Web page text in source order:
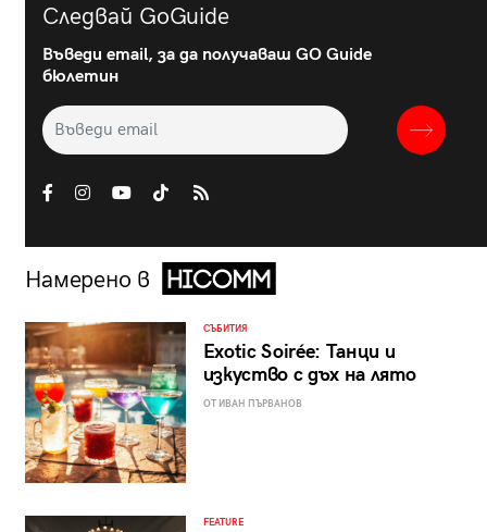
Следвай GoGuide
Въведи email, за да получаваш GO Guide
бюлетин
Намерено в
СЪБИТИЯ
Exotic Soirée: Танци и
изкуство с дъх на лято
ОТ ИВАН ПЪРВАНОВ
FEATURE